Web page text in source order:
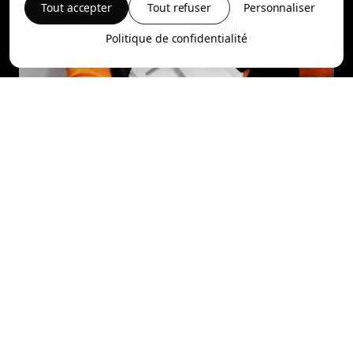
Tout accepter Tout refuser Personnaliser
Politique de confidentialité